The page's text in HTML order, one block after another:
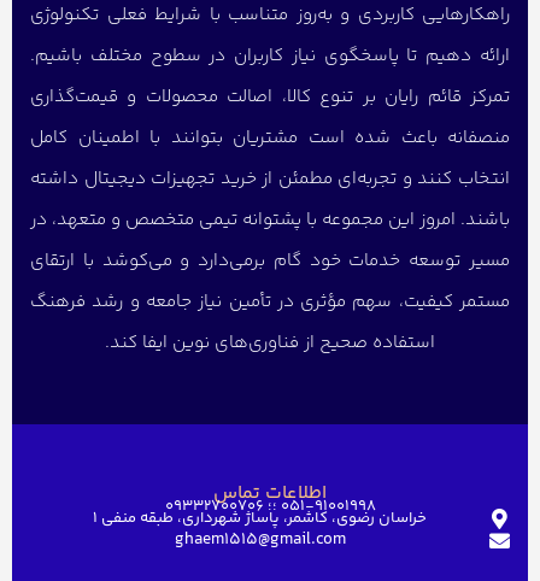
راهکارهایی کاربردی و به‌روز متناسب با شرایط فعلی تکنولوژی
ارائه دهیم تا پاسخگوی نیاز کاربران در سطوح مختلف باشیم.
تمرکز قائم رایان بر تنوع کالا، اصالت محصولات و قیمت‌گذاری
منصفانه باعث شده است مشتریان بتوانند با اطمینان کامل
انتخاب کنند و تجربه‌ای مطمئن از خرید تجهیزات دیجیتال داشته
باشند. امروز این مجموعه با پشتوانه تیمی متخصص و متعهد، در
مسیر توسعه خدمات خود گام برمی‌دارد و می‌کوشد با ارتقای
مستمر کیفیت، سهم مؤثری در تأمین نیاز جامعه و رشد فرهنگ
استفاده صحیح از فناوری‌های نوین ایفا کند.
اطلاعات تماس051-91001998 ؛؛ 09332700706
خراسان رضوی، کاشمر، پاساژ شهرداری، طبقه منفی ۱
ghaem1515@gmail.com